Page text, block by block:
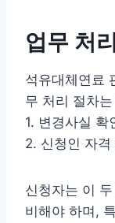
업무 처
석유대체연료
무 처리 절차
1. 변경사실 확
2. 신청인 자
신청자는 이
비해야 하며,